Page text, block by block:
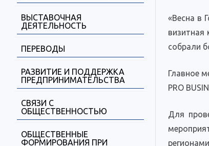
«Весна в
визитная
собрали
Главное
PRO
Для
ВЫСТАВОЧНАЯ
ДЕЯТЕЛЬНОСТЬ
ПЕРЕВОДЫ
РАЗВИТИЕ И ПОДДЕРЖКА
ПРЕДПРИНИМАТЕЛЬСТВА
СВЯЗИ С
ОБЩЕСТВЕННОСТЬЮ
ОБЩЕСТВЕННЫЕ
ФОРМИРОВАНИЯ ПРИ